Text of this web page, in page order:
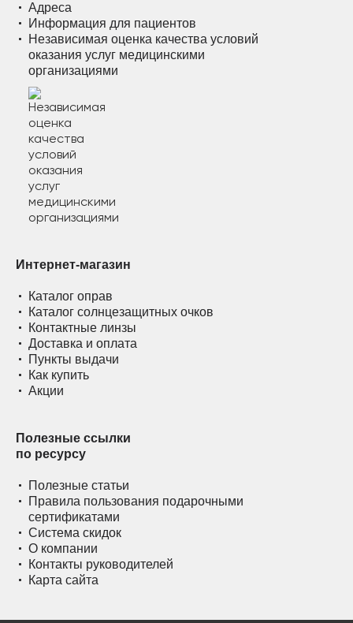
Адреса
Информация для пациентов
Независимая оценка качества условий
оказания услуг медицинскими
организациями
Интернет-магазин
Каталог оправ
Каталог солнцезащитных очков
Контактные линзы
Доставка и оплата
Пункты выдачи
Как купить
Акции
Полезные ссылки
по ресурсу
Полезные статьи
Правила пользования подарочными
сертификатами
Система скидок
О компании
Контакты руководителей
Карта сайта